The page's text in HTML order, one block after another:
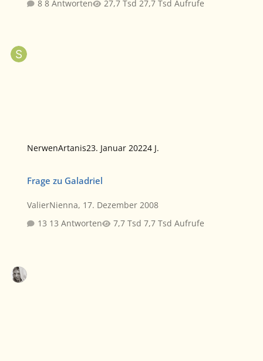
8 Antworten
27,7 Tsd Aufrufe
NerwenArtanis23. Januar 20224 J.
Frage zu Galadriel
ValierNienna, 17. Dezember 2008
13 Antworten
7,7 Tsd Aufrufe